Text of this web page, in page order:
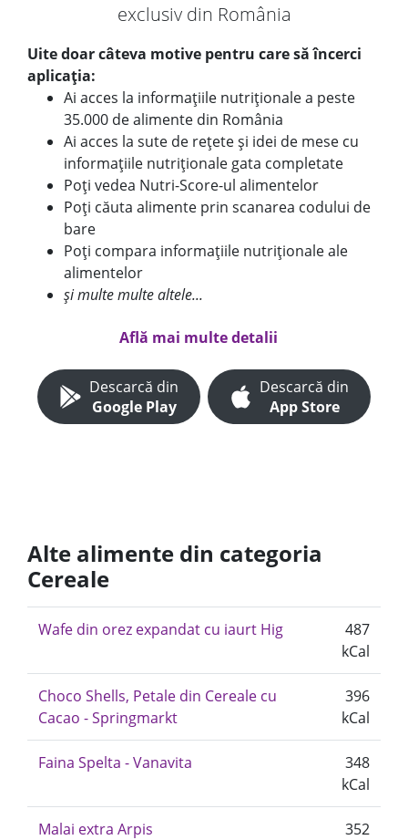
exclusiv din România
Uite doar câteva motive pentru care să încerci
aplicația:
Ai acces la informațiile nutriționale a peste
35.000 de alimente din România
Ai acces la sute de rețete și idei de mese cu
informațiile nutriționale gata completate
Poți vedea Nutri-Score-ul alimentelor
Poți căuta alimente prin scanarea codului de
bare
Poți compara informațiile nutriționale ale
alimentelor
și multe multe altele...
Află mai multe detalii
Descarcă din
Google Play
Descarcă din
App Store
Alte alimente din categoria
Cereale
Wafe din orez expandat cu iaurt Hig
487
kCal
Choco Shells, Petale din Cereale cu
Cacao - Springmarkt
396
kCal
Faina Spelta - Vanavita
348
kCal
Malai extra Arpis
352